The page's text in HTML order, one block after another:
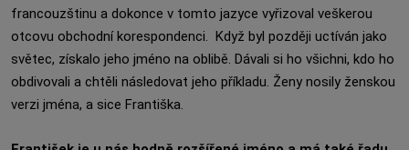
francouzštinu a dokonce v tomto jazyce vyřizoval veškerou
otcovu obchodní korespondenci. Když byl později uctíván jako
světec, získalo jeho jméno na oblibě. Dávali si ho všichni, kdo ho
obdivovali a chtěli následovat jeho příkladu. Ženy nosily ženskou
verzi jména, a sice Františka.